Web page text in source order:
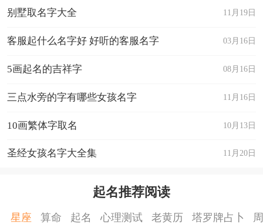
11月19日
别墅取名字大全
03月16日
客服起什么名字好 好听的客服名字
08月16日
5画起名的吉祥字
11月16日
三点水旁的字有哪些女孩名字
10月13日
10画繁体字取名
11月20日
圣经女孩名字大全集
起名推荐阅读
星座 算命 起名 心理测试 老黄历 塔罗牌占卜